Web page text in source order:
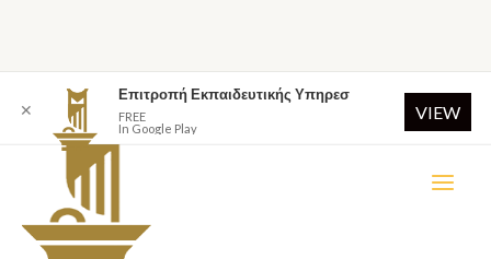
✕
Επιτροπή Εκπαιδευτικής Υπηρεσ
FREE
In Google Play
VIEW